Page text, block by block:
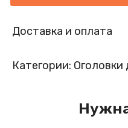
Доставка и оплата
Категории: Оголовки